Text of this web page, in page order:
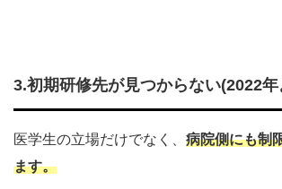
3.初期研修先が見つからない(2022年
医学生の立場だけでなく、 病院側にも制
ます。